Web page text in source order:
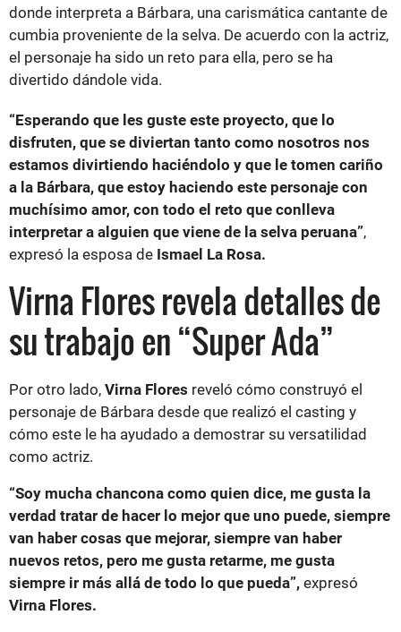
donde interpreta a Bárbara, una carismática cantante de
cumbia proveniente de la selva. De acuerdo con la actriz,
el personaje ha sido un reto para ella, pero se ha
divertido dándole vida.
“Esperando que les guste este proyecto, que lo
disfruten, que se diviertan tanto como nosotros nos
estamos divirtiendo haciéndolo y que le tomen cariño
a la Bárbara, que estoy haciendo este personaje con
muchísimo amor, con todo el reto que conlleva
interpretar a alguien que viene de la selva peruana”,
expresó la esposa de Ismael La Rosa.
Virna Flores revela detalles de
su trabajo en “Super Ada”
Por otro lado, Virna Flores reveló cómo construyó el
personaje de Bárbara desde que realizó el casting y
cómo este le ha ayudado a demostrar su versatilidad
como actriz.
“Soy mucha chancona como quien dice, me gusta la
verdad tratar de hacer lo mejor que uno puede, siempre
van haber cosas que mejorar, siempre van haber
nuevos retos, pero me gusta retarme, me gusta
siempre ir más allá de todo lo que pueda”, expresó
Virna Flores.